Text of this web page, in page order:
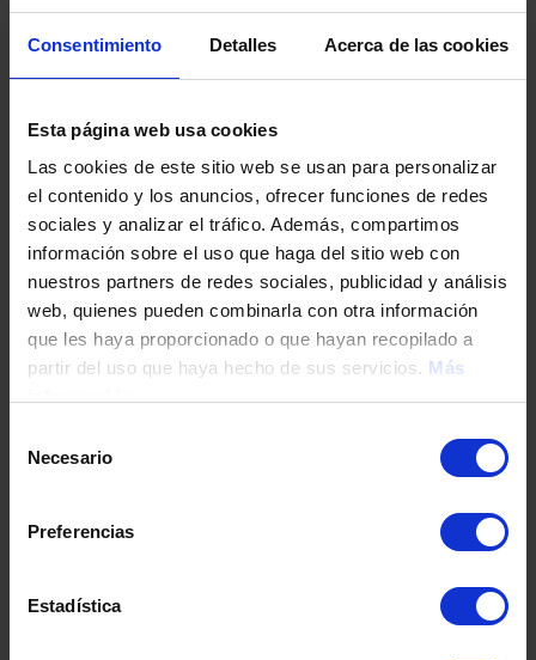
Consentimiento Detalles Acerca de las cookies
Esta página web usa cookies
Las cookies de este sitio web se usan para personalizar
el contenido y los anuncios, ofrecer funciones de redes
sociales y analizar el tráfico. Además, compartimos
información sobre el uso que haga del sitio web con
nuestros partners de redes sociales, publicidad y análisis
web, quienes pueden combinarla con otra información
que les haya proporcionado o que hayan recopilado a
partir del uso que haya hecho de sus servicios. Más
Necesario
Preferencias
Estadística
Tu nombre y apellidos
Tu email
Tu teléfono
Fecha de nacimiento
Dirección
405.900 €